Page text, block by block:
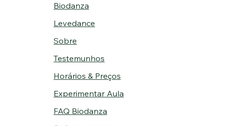
Biodanza
Levedance
Sobre
Testemunhos
Horários & Preços
Experimentar Aula
FAQ Biodanza